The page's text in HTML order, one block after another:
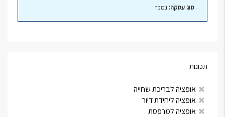
סוג עסקה: נמכר
תכונות
אופציה לבריכת שחייה
אופציה ליחידת דיור
אופציה למרפסת